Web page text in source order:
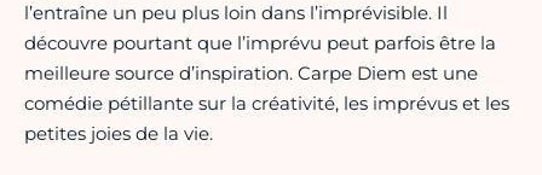
l’entraîne un peu plus loin dans l’imprévisible. Il
découvre pourtant que l’imprévu peut parfois être la
meilleure source d’inspiration. Carpe Diem est une
comédie pétillante sur la créativité, les imprévus et les
petites joies de la vie.